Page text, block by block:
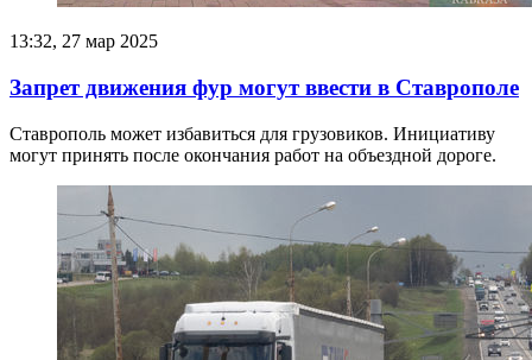
13:32, 27 мар 2025
Запрет движения фур могут ввести в Ставрополе
Ставрополь может избавиться для грузовиков. Инициативу
могут принять после окончания работ на объездной дороге.